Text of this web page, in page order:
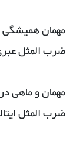
مهمان
ضرب المثل
مهمان و ماهی
ضرب المثل